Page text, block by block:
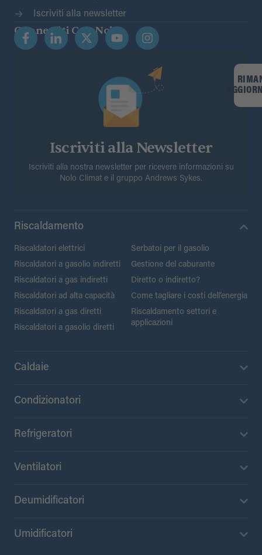
Iscriviti alla newsletter
Connettiti Con Noi
Iscriviti alla Newsletter
Iscriviti alla nostra newsletter per ricevere informazioni su
Nolo Climat e il gruppo Andrews Sykes.
Riscaldamento
Riscaldatori elettrici
Riscaldatori a gasolio indiretti
Riscaldatori a gas indiretti
Riscaldatori ad alta capacità
Riscaldatori a gas diretti
Riscaldatori a gasolio diretti
Serbatoi per il gasolio
Gestione del caburante
Diretto o indiretto?
Come tagliare i costi dell’energia
Riscaldamento settori e
applicazioni
Caldaie
Condizionatori
Refrigeratori
Ventilatori
Deumidificatori
Umidificatori